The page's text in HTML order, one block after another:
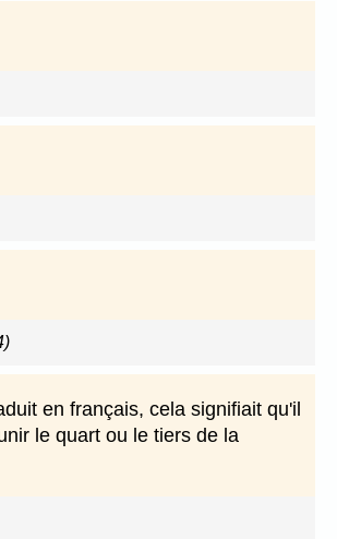
en français, cela signifiait qu'il
le quart ou le tiers de la